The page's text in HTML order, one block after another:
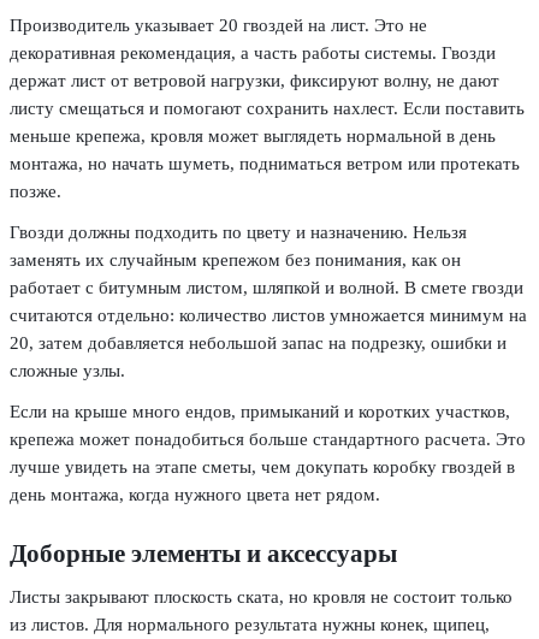
Производитель указывает 20 гвоздей на лист. Это не
декоративная рекомендация, а часть работы системы. Гвозди
держат лист от ветровой нагрузки, фиксируют волну, не дают
листу смещаться и помогают сохранить нахлест. Если поставить
меньше крепежа, кровля может выглядеть нормальной в день
монтажа, но начать шуметь, подниматься ветром или протекать
позже.
Гвозди должны подходить по цвету и назначению. Нельзя
заменять их случайным крепежом без понимания, как он
работает с битумным листом, шляпкой и волной. В смете гвозди
считаются отдельно: количество листов умножается минимум на
20, затем добавляется небольшой запас на подрезку, ошибки и
сложные узлы.
Если на крыше много ендов, примыканий и коротких участков,
крепежа может понадобиться больше стандартного расчета. Это
лучше увидеть на этапе сметы, чем докупать коробку гвоздей в
день монтажа, когда нужного цвета нет рядом.
Доборные элементы и аксессуары
Листы закрывают плоскость ската, но кровля не состоит только
из листов. Для нормального результата нужны конек, щипец,